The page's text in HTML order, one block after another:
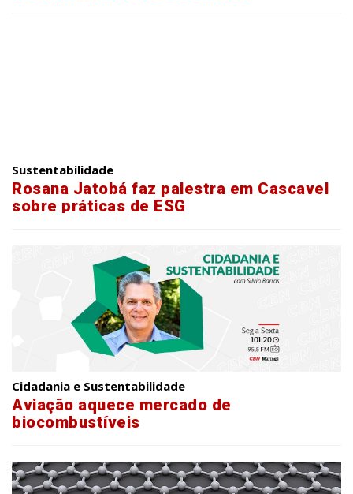
Sustentabilidade
Rosana Jatobá faz palestra em Cascavel
sobre práticas de ESG
Cidadania e Sustentabilidade
Aviação aquece mercado de
biocombustíveis